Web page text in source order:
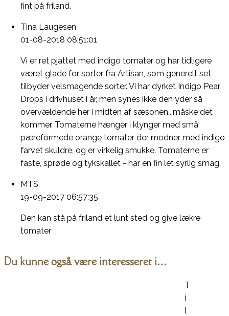
fint på friland.
Tina Laugesen
01-08-2018 08:51:01
Vi er ret pjattet med indigo tomater og har tidligere
været glade for sorter fra Artisan, som generelt set
tilbyder velsmagende sorter. Vi har dyrket Indigo Pear
Drops i drivhuset i år, men synes ikke den yder så
overvældende her i midten af sæsonen...måske det
kommer. Tomaterne hænger i klynger med små
pæreformede orange tomater der modner med indigo
farvet skuldre, og er virkelig smukke. Tomaterne er
faste, sprøde og tykskallet - har en fin let syrlig smag.
MTS
19-09-2017 06:57:35
Den kan stå på friland et lunt sted og give lækre
tomater
Du kunne også være interesseret i…
T
i
l